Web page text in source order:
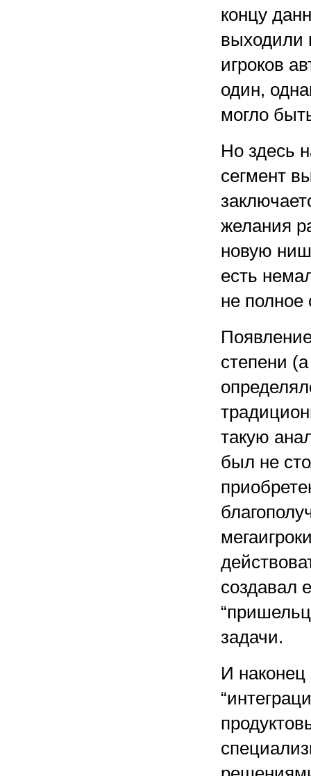
концу
выходили
игроков
один,
могло
Но здесь
сегмент
желания
новую
есть
не полное
степени
такую
был не
создавал
задачи.
И наконец